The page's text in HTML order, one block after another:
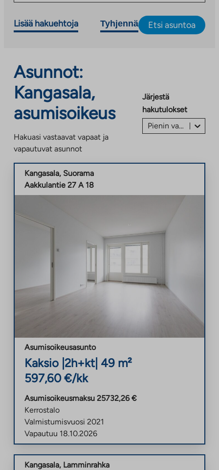
Lisää hakuehtoja Tyhjennä Etsi asuntoa
Asunnot:
Kangasala,
asumisoikeus
Hakuasi vastaavat vapaat ja
vapautuvat asunnot
Järjestä
hakutulokset
Pienin vastike/vuokra ensin €
Kangasala, Suorama
Aakkulantie 27 A 18
Asumisoikeusasunto
Kaksio 2h+kt| 49 m²
597,60 €/kk
Asumisoikeusmaksu 25732,26 €
Kerrostalo
Valmistumisvuosi 2021
Vapautuu 18.10.2026
Kangasala, Lamminrahka